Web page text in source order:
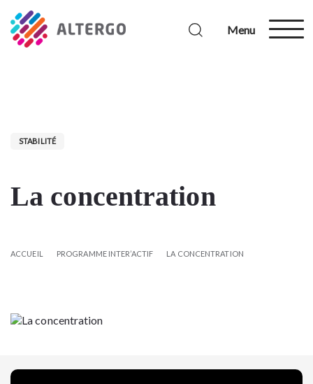
Menu
STABILITÉ
La concentration
ACCUEIL PROGRAMME INTER’ACTIF LA CONCENTRATION